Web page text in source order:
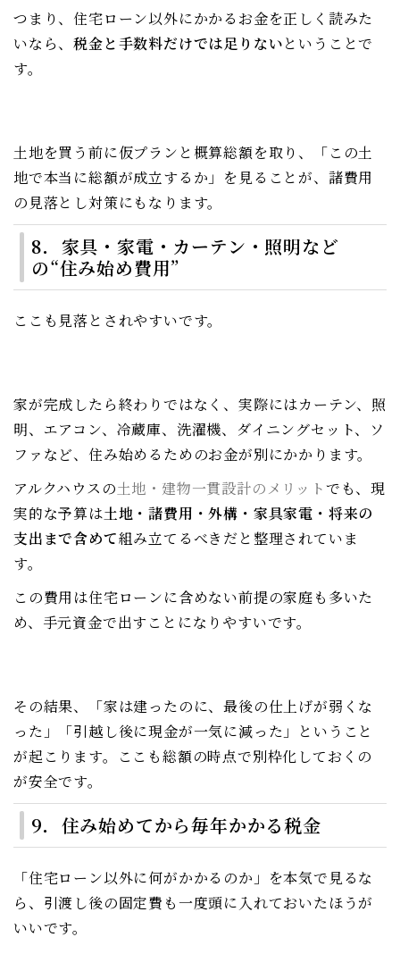
つまり、住宅ローン以外にかかるお金を正しく読みた
いなら、税金と手数料だけでは足りないということで
す。
土地を買う前に仮プランと概算総額を取り、「この土
地で本当に総額が成立するか」を見ることが、諸費用
の見落とし対策にもなります。
8．家具・家電・カーテン・照明など
の“住み始め費用”
ここも見落とされやすいです。
家が完成したら終わりではなく、実際にはカーテン、照
明、エアコン、冷蔵庫、洗濯機、ダイニングセット、ソ
ファなど、住み始めるためのお金が別にかかります。
アルクハウスの土地・建物一貫設計のメリットでも、現
実的な予算は土地・諸費用・外構・家具家電・将来の
支出まで含めて組み立てるべきだと整理されていま
す。
この費用は住宅ローンに含めない前提の家庭も多いた
め、手元資金で出すことになりやすいです。
その結果、「家は建ったのに、最後の仕上げが弱くな
った」「引越し後に現金が一気に減った」ということ
が起こります。ここも総額の時点で別枠化しておくの
が安全です。
9．住み始めてから毎年かかる税金
「住宅ローン以外に何がかかるのか」を本気で見るな
ら、引渡し後の固定費も一度頭に入れておいたほうが
いいです。